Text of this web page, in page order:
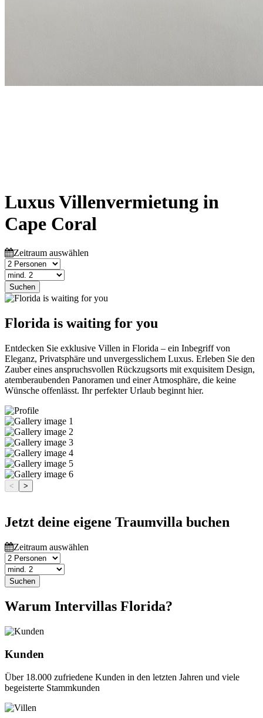
Luxus Villenvermietung in
Cape Coral
Zeitraum auswählen
Suchen
Florida is waiting for you
Entdecken Sie exklusive Villen in Florida – ein Inbegriff von
Eleganz, Privatsphäre und unvergesslichem Luxus. Erleben Sie den
Zauber eines anspruchsvollen Rückzugsorts mit exquisitem Design,
atemberaubenden Panoramen und einer Atmosphäre, die keine
Wünsche offenlässt. Ihr perfekter Urlaub beginnt hier.
< >
Jetzt deine eigene Traumvilla buchen
Zeitraum auswählen
Suchen
Warum Intervillas Florida?
Kunden
Über 18.000 zufriedene Kunden in den letzten Jahren und viele
begeisterte Stammkunden